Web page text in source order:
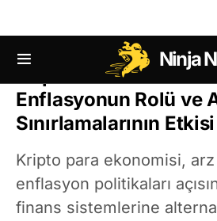
Ninja
Kripto Para
Enflasyonun Rolü ve
Sınırlamalarının Etkisi
Kripto para ekonomisi, arz
enflasyon politikaları
finans sistemlerine